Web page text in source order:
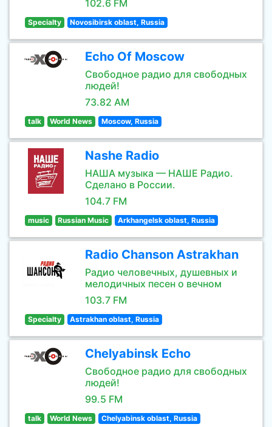
102.6 FM
Specialty Novosibirsk oblast, Russia
Echo Of Moscow
Свободное радио для свободных
людей!
73.82 AM
talk World News Moscow, Russia
Nashe Radio
НАША музыка — НАШЕ Радио.
Сделано в России.
104.7 FM
music Russian Music Arkhangelsk oblast, Russia
Radio Chanson Astrakhan
Радио человечных, душевных и
мелодичных песен о вечном
103.7 FM
Specialty Astrakhan oblast, Russia
Chelyabinsk Echo
Свободное радио для свободных
людей!
99.5 FM
talk World News Chelyabinsk oblast, Russia